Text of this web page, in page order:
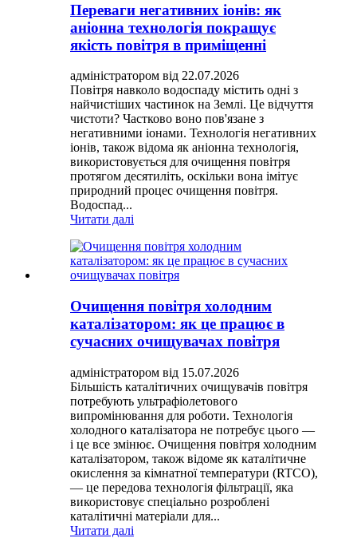
Переваги негативних іонів: як
аніонна технологія покращує
якість повітря в приміщенні
адміністратором від 22.07.2026
Повітря навколо водоспаду містить одні з
найчистіших частинок на Землі. Це відчуття
чистоти? Частково воно пов'язане з
негативними іонами. Технологія негативних
іонів, також відома як аніонна технологія,
використовується для очищення повітря
протягом десятиліть, оскільки вона імітує
природний процес очищення повітря.
Водоспад...
Читати далі
Очищення повітря холодним
каталізатором: як це працює в
сучасних очищувачах повітря
адміністратором від 15.07.2026
Більшість каталітичних очищувачів повітря
потребують ультрафіолетового
випромінювання для роботи. Технологія
холодного каталізатора не потребує цього —
і це все змінює. Очищення повітря холодним
каталізатором, також відоме як каталітичне
окислення за кімнатної температури (RTCO),
— це передова технологія фільтрації, яка
використовує спеціально розроблені
каталітичні матеріали для...
Читати далі